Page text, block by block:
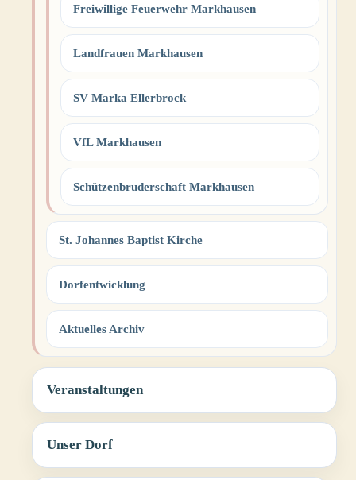
Freiwillige Feuerwehr Markhausen
Landfrauen Markhausen
SV Marka Ellerbrock
VfL Markhausen
Schützenbruderschaft Markhausen
St. Johannes Baptist Kirche
Dorfentwicklung
Aktuelles Archiv
Veranstaltungen
Unser Dorf